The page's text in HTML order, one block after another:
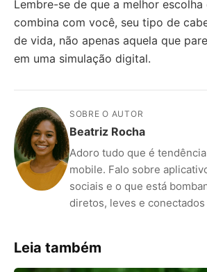
Lembre-se de que a melhor escolha
combina com você, seu tipo de
de vida, não apenas aquela que
em uma simulação digital.
SOBRE O AUTOR
Beatriz Rocha
Adoro tudo que é
mobile. Falo sobre
sociais e o que está
diretos, leves e conectados
Leia também